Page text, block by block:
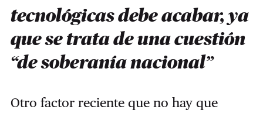
tecnológicas debe acabar, ya
que se trata de una cuestión
“de soberanía nacional”
Otro factor reciente que no hay que